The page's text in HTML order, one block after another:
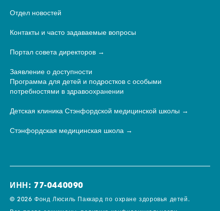
Отдел новостей
Контакты и часто задаваемые вопросы
Портал совета директоров
Заявление о доступности
Программа для детей и подростков с особыми
потребностями в здравоохранении
Детская клиника Стэнфордской медицинской школы
Стэнфордская медицинская школа
ИНН: 77-0440090
© 2026 Фонд Люсиль Паккард по охране здоровья детей.